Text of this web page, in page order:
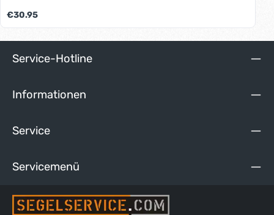
Patrone in Ihrer Weste. Sollten Sie sich nicht sicher sein, sind
wir Ihnen gerne behilflich. Bitte rufen Sie uns an: Telefon
08642-317 9966 bzw. aus dem Ausland +49-8642-3179966.
Regulärer Preis:
€30.95
Service-Hotline
Informationen
Service
Servicemenü